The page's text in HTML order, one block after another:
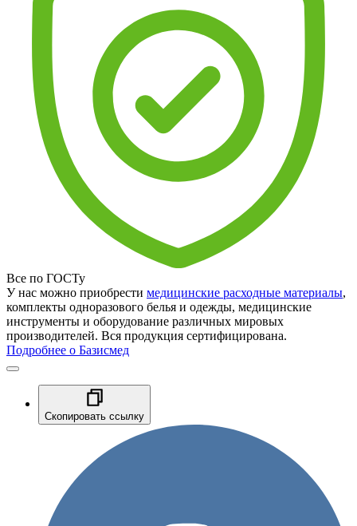
Все по ГОСТу
У нас можно приобрести медицинские расходные материалы,
комплекты одноразового белья и одежды, медицинские
инструменты и оборудование различных мировых
производителей. Вся продукция сертифицирована.
Подробнее о Базисмед
Скопировать ссылку